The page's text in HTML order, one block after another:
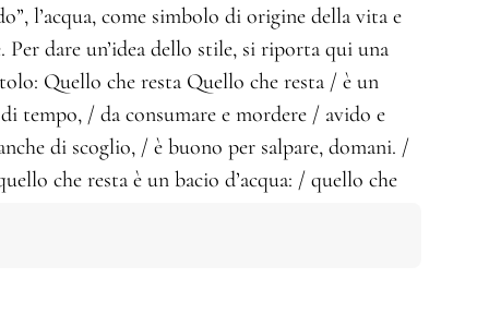
l’acqua, come simbolo di origine della vita e
Per dare un’idea dello stile, si riporta qui una
Quello che resta Quello che resta / è un
tempo, / da consumare e mordere / avido e
di scoglio, / è buono per salpare, domani. /
che resta è un bacio d’acqua: / quello che